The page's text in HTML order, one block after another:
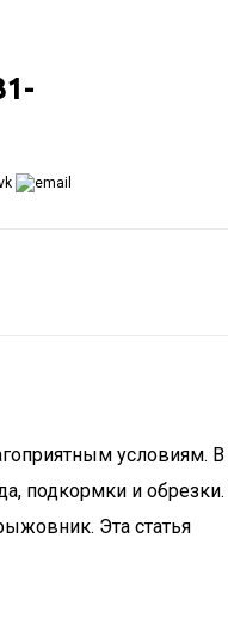
условиям. В
подкормки и обрезки.
Эта статья